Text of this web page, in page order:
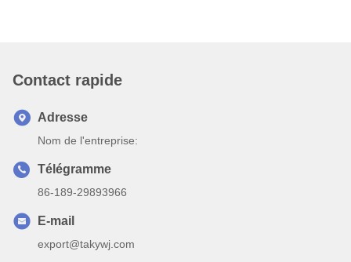
Contact rapide
Adresse
Nom de l'entreprise:
Télégramme
86-189-29893966
E-mail
export@takywj.com